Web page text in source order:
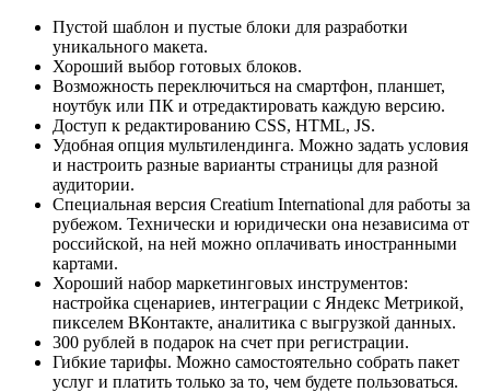
Пустой шаблон и пустые блоки для разработки
уникального макета.
Хороший выбор готовых блоков.
Возможность переключиться на смартфон, планшет,
ноутбук или ПК и отредактировать каждую версию.
Доступ к редактированию CSS, HTML, JS.
Удобная опция мультилендинга. Можно задать условия
и настроить разные варианты страницы для разной
аудитории.
Специальная версия Creatium International для работы за
рубежом. Технически и юридически она независима от
российской, на ней можно оплачивать иностранными
картами.
Хороший набор маркетинговых инструментов:
настройка сценариев, интеграции с Яндекс Метрикой,
пикселем ВКонтакте, аналитика с выгрузкой данных.
300 рублей в подарок на счет при регистрации.
Гибкие тарифы. Можно самостоятельно собрать пакет
услуг и платить только за то, чем будете пользоваться.